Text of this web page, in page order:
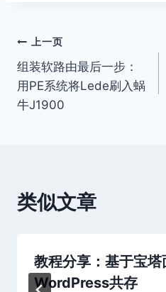
文
章
导
上一页
组装软路由最后一步：
用PE系统将Lede刷入蜗
牛J1900
类似文章
教程分享：基于宝
WordPress共存